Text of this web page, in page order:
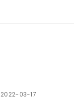
2022-03-17